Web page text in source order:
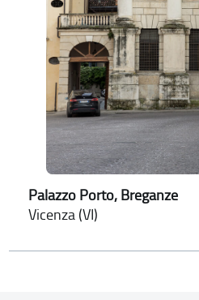
Palazzo Porto, Breganze
Vicenza (VI)